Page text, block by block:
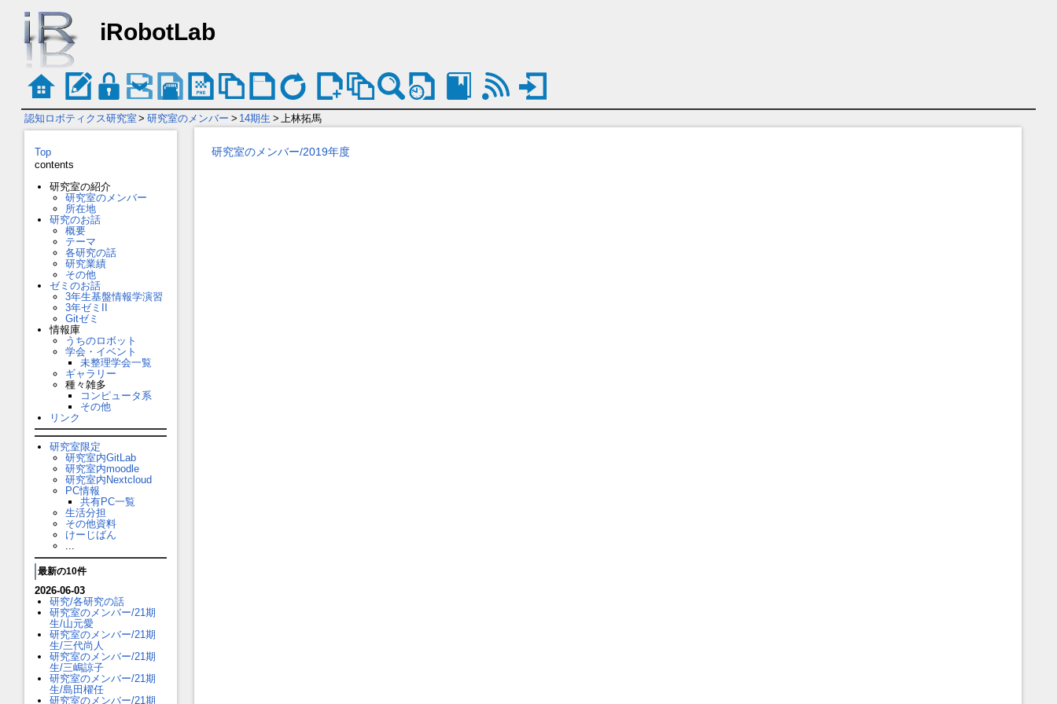
iRobotLab
認知ロボティクス研究室 > 研究室のメンバー > 14期生 > 上林拓馬
Top
contents
研究室の紹介
研究室のメンバー
所在地
研究のお話
概要
テーマ
各研究の話
研究業績
その他
ゼミのお話
3年生基盤情報学演習
3年ゼミII
Gitゼミ
情報庫
うちのロボット
学会・イベント
未整理学会一覧
ギャラリー
種々雑多
コンピュータ系
その他
リンク
研究室限定
研究室内GitLab
研究室内moodle
研究室内Nextcloud
PC情報
共有PC一覧
生活分担
その他資料
けーじばん
...
最新の10件
2026-06-03
研究/各研究の話
研究室のメンバー/21期
生/山元愛
研究室のメンバー/21期
生/三代尚人
研究室のメンバー/21期
生/三嶋諒子
研究室のメンバー/21期
生/島田櫂任
研究室のメンバー/21期
研究室のメンバー/2019年度